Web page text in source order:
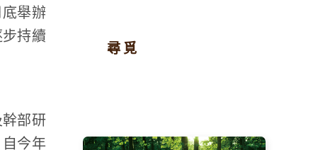
舉辦
持續
部研
今年
尋 覓